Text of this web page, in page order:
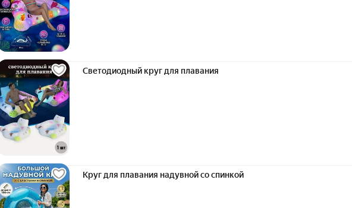
Светодиодный круг для плавания
Круг для плавания надувной со спинкой